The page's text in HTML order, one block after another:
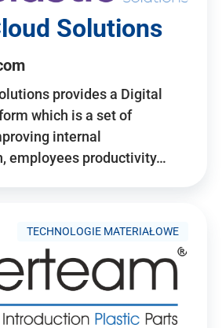
Solutions
provides a Digital
which is a set of
internal
employees productivity…
TECHNOLOGIE MATERIAŁOWE